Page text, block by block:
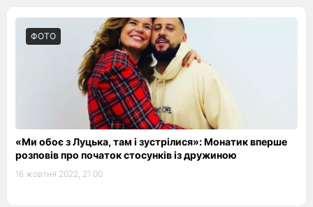
ФОТО
«Ми обоє з Луцька, там і зустрілися»: Монатик вперше
розповів про початок стосунків із дружиною
16 жовтня 2022, 21:00